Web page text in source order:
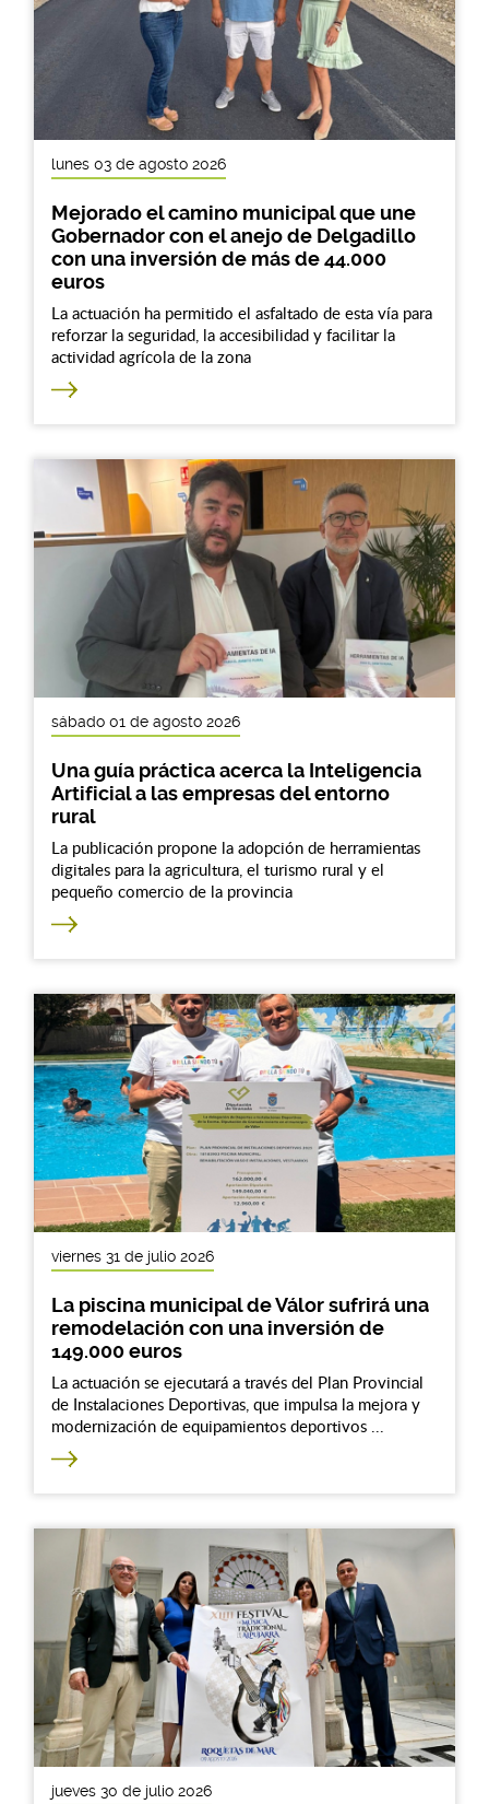
lunes 03 de agosto 2026
Mejorado el camino municipal que une
Gobernador con el anejo de Delgadillo
con una inversión de más de 44.000
euros
La actuación ha permitido el asfaltado de esta vía para
reforzar la seguridad, la accesibilidad y facilitar la
actividad agrícola de la zona
sábado 01 de agosto 2026
Una guía práctica acerca la Inteligencia
Artificial a las empresas del entorno
rural
La publicación propone la adopción de herramientas
digitales para la agricultura, el turismo rural y el
pequeño comercio de la provincia
viernes 31 de julio 2026
La piscina municipal de Válor sufrirá una
remodelación con una inversión de
149.000 euros
La actuación se ejecutará a través del Plan Provincial
de Instalaciones Deportivas, que impulsa la mejora y
modernización de equipamientos deportivos ...
jueves 30 de julio 2026